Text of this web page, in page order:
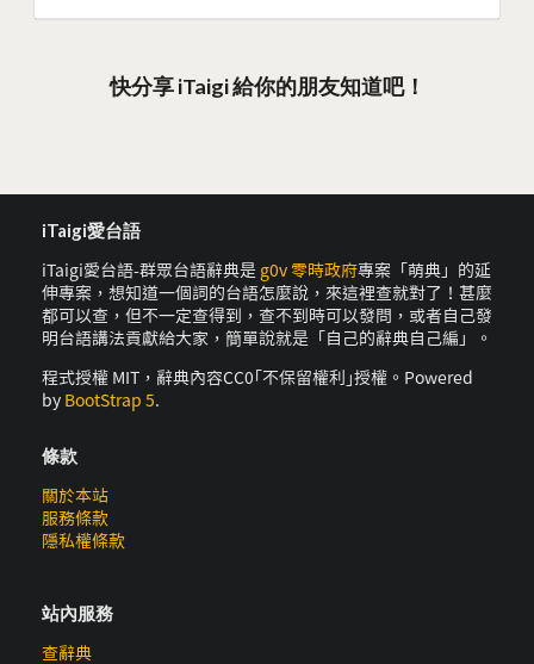
快分享 iTaigi 給你的朋友知道吧！
iTaigi愛台語
iTaigi愛台語-群眾台語辭典是 g0v 零時政府專案「萌典」的延
伸專案，想知道一個詞的台語怎麼說，來這裡查就對了！甚麼
都可以查，但不一定查得到，查不到時可以發問，或者自己發
明台語講法貢獻給大家，簡單說就是「自己的辭典自己編」。
程式授權 MIT，辭典內容CC0｢不保留權利｣授權。Powered
by BootStrap 5.
條款
關於本站
服務條款
隱私權條款
站內服務
查辭典